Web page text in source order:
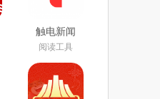
触电新闻
APP官方下
载安卓版
阅读工具